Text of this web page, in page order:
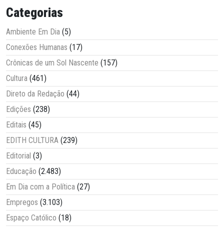
Categorias
Ambiente Em Dia (5)
Conexões Humanas (17)
Crônicas de um Sol Nascente (157)
Cultura (461)
Direto da Redação (44)
Edições (238)
Editais (45)
EDITH CULTURA (239)
Editorial (3)
Educação (2.483)
Em Dia com a Política (27)
Empregos (3.103)
Espaço Católico (18)